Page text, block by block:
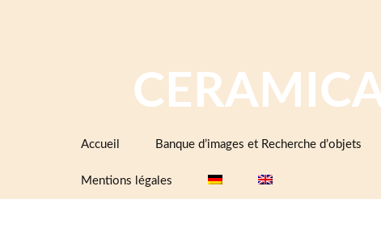
contenu
Accueil Banque d’images et Recherche d’objets
Mentions légales